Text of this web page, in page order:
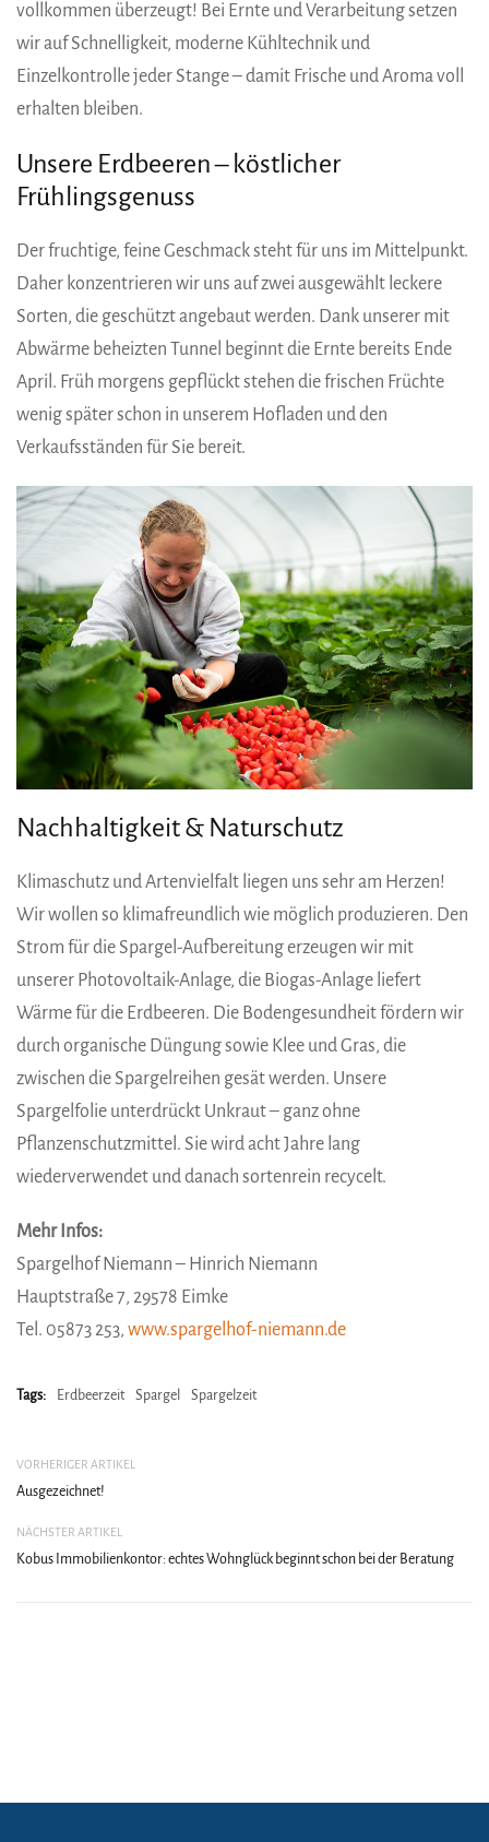
vollkommen überzeugt! Bei Ernte und Verarbeitung setzen
wir auf Schnelligkeit, moderne Kühltechnik und
Einzelkontrolle jeder Stange – damit Frische und Aroma voll
erhalten bleiben.
Unsere Erdbeeren – köstlicher
Frühlingsgenuss
Der fruchtige, feine Geschmack steht für uns im Mittelpunkt.
Daher konzentrieren wir uns auf zwei ausgewählt leckere
Sorten, die geschützt angebaut werden. Dank unserer mit
Abwärme beheizten Tunnel beginnt die Ernte bereits Ende
April. Früh morgens gepflückt stehen die frischen Früchte
wenig später schon in unserem Hofladen und den
Verkaufsständen für Sie bereit.
Nachhaltigkeit & Naturschutz
Klimaschutz und Artenvielfalt liegen uns sehr am Herzen!
Wir wollen so klimafreundlich wie möglich produzieren. Den
Strom für die Spargel-Aufbereitung erzeugen wir mit
unserer Photovoltaik-Anlage, die Biogas-Anlage liefert
Wärme für die Erdbeeren. Die Bodengesundheit fördern wir
durch organische Düngung sowie Klee und Gras, die
zwischen die Spargelreihen gesät werden. Unsere
Spargelfolie unterdrückt Unkraut – ganz ohne
Pflanzenschutzmittel. Sie wird acht Jahre lang
wiederverwendet und danach sortenrein recycelt.
Mehr Infos:
Spargelhof Niemann – Hinrich Niemann
Hauptstraße 7, 29578 Eimke
Tel. 05873 253, www.spargelhof-niemann.de
Tags: Erdbeerzeit Spargel Spargelzeit
VORHERIGER ARTIKEL
Ausgezeichnet!
NÄCHSTER ARTIKEL
Kobus Immobilienkontor: echtes Wohnglück beginnt schon bei der Beratung